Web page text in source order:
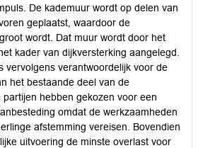
De kademuur wordt op delen van
geplaatst, waardoor de
wordt. Dat muur wordt door het
kader van dijkversterking aangelegd.
vervolgens verantwoordelijk voor de
het bestaande deel van de
partijen hebben gekozen voor een
omdat de werkzaamheden
afstemming vereisen. Bovendien
uitvoering de minste overlast voor